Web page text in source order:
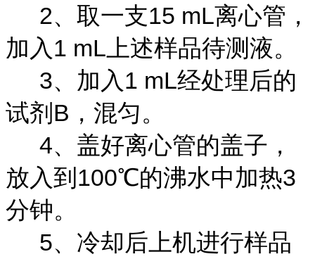
2、取一支15 mL离心管，
加入1 mL上述样品待测液。
3、加入1 mL经处理后的
试剂B，混匀。
4、盖好离心管的盖子，
放入到100℃的沸水中加热3
分钟。
5、冷却后上机进行样品